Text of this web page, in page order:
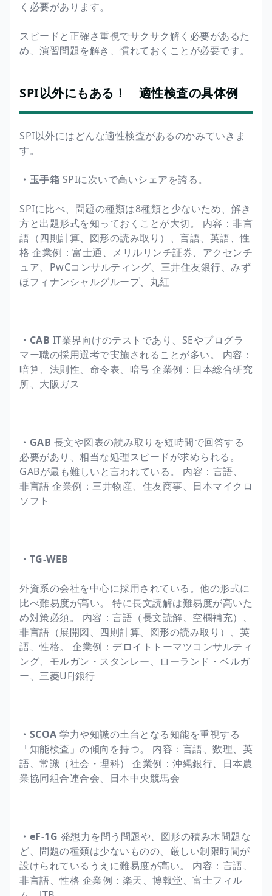
く必要があります。
スピードと正確さ重視でサクサク解く必要があるた
め、演習問題を解き、慣れておくことが必要です。
SPI以外にもある！ 適性検査の具体例
SPI以外にはどんな適性検査があるのかみていきま
す。
・玉手箱 SPIに次いで高いシェアを誇る。
SPIに比べ、問題の種類は8種類と少ないため、解き
方と出題形式を知っておくことが大切。 内容：非言
語（四則計算、図形の読み取り）、言語、英語、性
格 企業例：富士通、メリルリンチ証券、アクセンチ
ュア、PwCコンサルティング、三井住友銀行、みず
ほフィナンシャルグループ、丸紅
・CAB IT業界向けのテストであり、SEやプログラ
マー職の採用選考で実施されることが多い。 内容：
暗算、法則性、命令表、暗号 企業例：日本総合研究
所、大阪ガス
・GAB 長文や図表の読み取りを短時間で回答する
必要があり、相当な処理スピードが求められる。
GABが最も難しいと言われている。 内容：言語、
非言語 企業例：三井物産、住友商事、日本マイクロ
ソフト
・TG-WEB
外資系の会社を中心に採用されている。他の形式に
比べ難易度が高い。 特に長文読解は難易度が高いた
め対策必須。 内容：言語（長文読解、空欄補充）、
非言語（展開図、四則計算、図形の読み取り）、英
語、性格。 企業例：デロイトトーマツコンサルティ
ング、モルガン・スタンレー、ローランド・ベルガ
ー、三菱UFJ銀行
・SCOA 学力や知識の土台となる知能を重視する
「知能検査」の傾向を持つ。 内容：言語、数理、英
語、常識（社会・理科） 企業例：沖縄銀行、日本農
業協同組合連合会、日本中央競馬会
・eF-1G 発想力を問う問題や、図形の積み木問題な
ど、問題の種類は少ないものの、厳しい制限時間が
設けられているうえに難易度が高い。 内容：言語、
非言語、性格 企業例：楽天、博報堂、富士フィル